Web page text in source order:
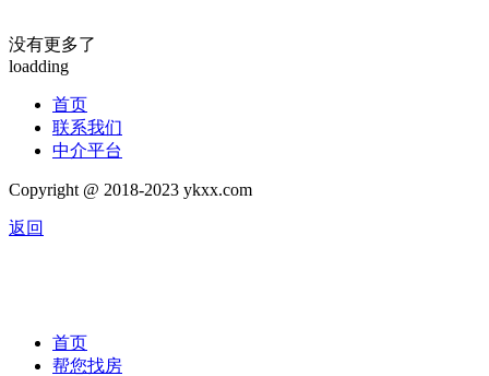
没有更多了
loadding
首页
联系我们
中介平台
Copyright @ 2018-2023 ykxx.com
返回
首页
帮您找房